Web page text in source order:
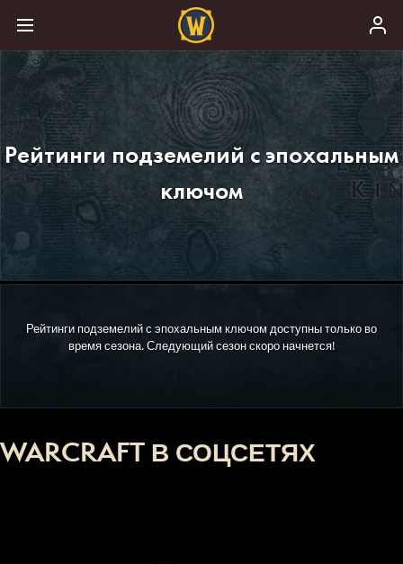
Рейтинги подземелий с эпохальным
ключом
Рейтинги подземелий с эпохальным ключом доступны только во
время сезона. Следующий сезон скоро начнется!
WARCRAFT В СОЦСЕТЯХ